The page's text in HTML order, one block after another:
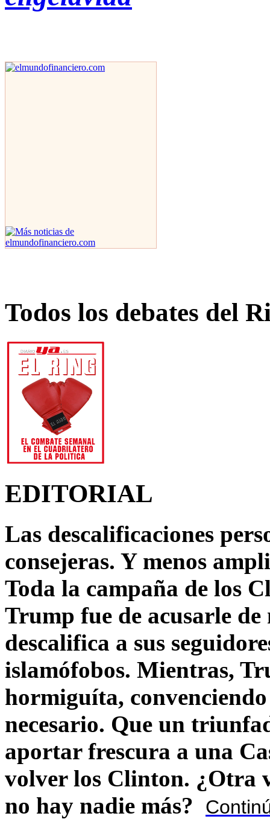
Todos los debates del
EDITORIAL
Las descalificaciones
consejeras. Y menos
Toda la campaña de los
Trump fue de acusarle
descalifica a sus
islamófobos. Mientras,
hormiguíta,
necesario. Que un
aportar frescura a una
volver los Clinton. ¿Otra
no hay nadie más?